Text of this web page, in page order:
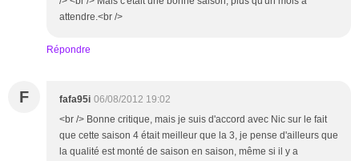
attendre.<br />
Répondre
F fafa95i 06/08/2012 19:02
<br /> Bonne critique, mais je suis d'accord avec Nic sur le fait
que cette saison 4 était meilleur que la 3, je pense d'ailleurs que
la qualité est monté de saison en saison, même si il y a